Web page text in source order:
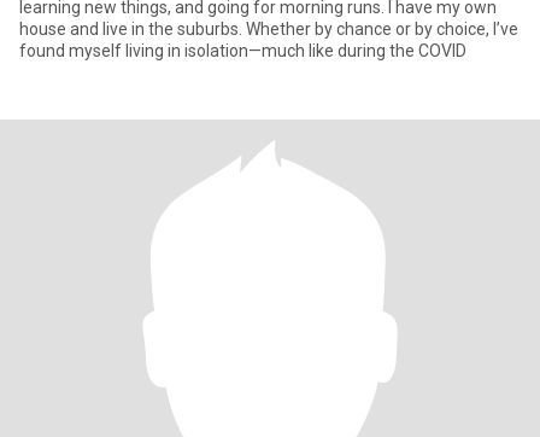
learning new things, and going for morning runs. I have my own
house and live in the suburbs. Whether by chance or by choice, I’ve
found myself living in isolation—much like during the COVID